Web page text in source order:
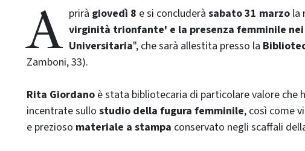
A prirà giovedì 8 e si concluderà sabato 31 marzo la
virginità trionfante' e la presenza femminile
Universitaria", che sarà allestita presso la
Zamboni, 33).
Rita Giordano è stata bibliotecaria di particolare valore che
incentrate sullo studio della fugura femminile, così come
e prezioso materiale a stampa conservato negli scaffali